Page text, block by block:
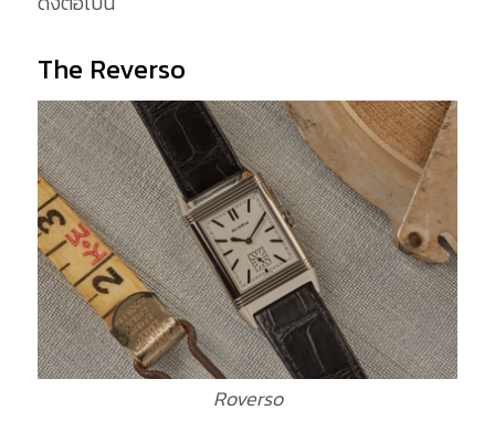
The Reverso
Roverso